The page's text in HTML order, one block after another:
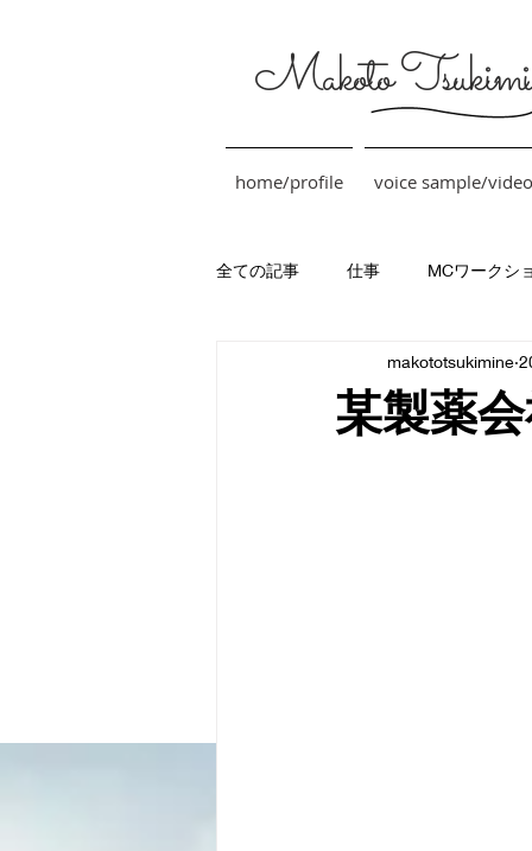
Makoto
home/profile voice sample/video
全ての記事 仕事 MCワークシ
某製薬
makototsukimine